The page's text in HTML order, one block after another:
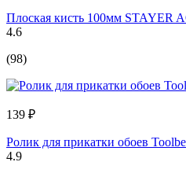
Плоская кисть 100мм STAYER
4.6
(98)
139 ₽
Ролик для прикатки обоев
4.9